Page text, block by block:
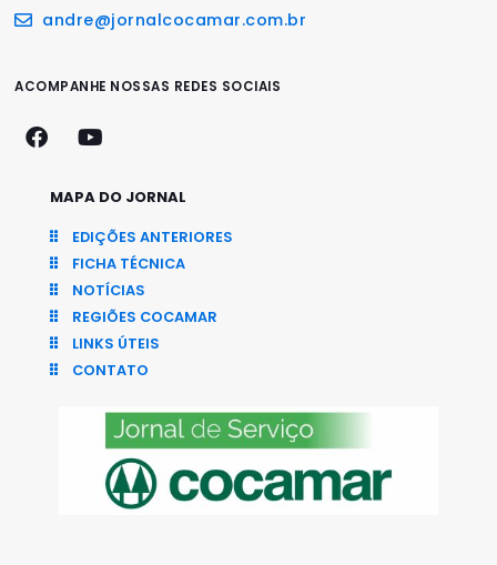
andre@jornalcocamar.com.br
ACOMPANHE NOSSAS REDES SOCIAIS
MAPA DO JORNAL
EDIÇÕES ANTERIORES
FICHA TÉCNICA
NOTÍCIAS
REGIÕES COCAMAR
LINKS ÚTEIS
CONTATO